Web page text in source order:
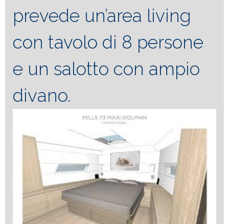
prevede un’area living
con tavolo di 8 persone
e un salotto con ampio
divano.